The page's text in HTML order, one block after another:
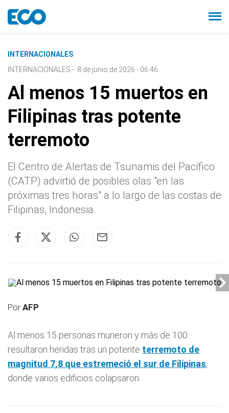
INTERNACIONALES
INTERNACIONALES - 8 de junio de 2026 - 06:46
Al menos 15 muertos en
Filipinas tras potente
terremoto
El Centro de Alertas de Tsunamis del Pacífico
(CATP) advirtió de posibles olas "en las
próximas tres horas" a lo largo de las costas de
Filipinas, Indonesia.
PorAFP
Al menos 15 personas murieron y más de 100
resultaron heridas tras un potente terremoto de
magnitud 7,8 que estremeció el sur de Filipinas,
donde varios edificios colapsaron.